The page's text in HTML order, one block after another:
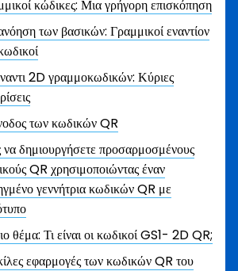
κώδικες: Μια γρήγορη επισκόπηση
των βασικών: Γραμμικοί εναντίον
2D γραμμοκωδικών: Κύριες
των κωδικών QR
δημιουργήσετε προσαρμοσμένους
QR χρησιμοποιώντας έναν
γεννήτρια κωδικών QR με
θέμα: Τι είναι οι κωδικοί GS1- 2D QR;
εφαρμογές των κωδικών QR του